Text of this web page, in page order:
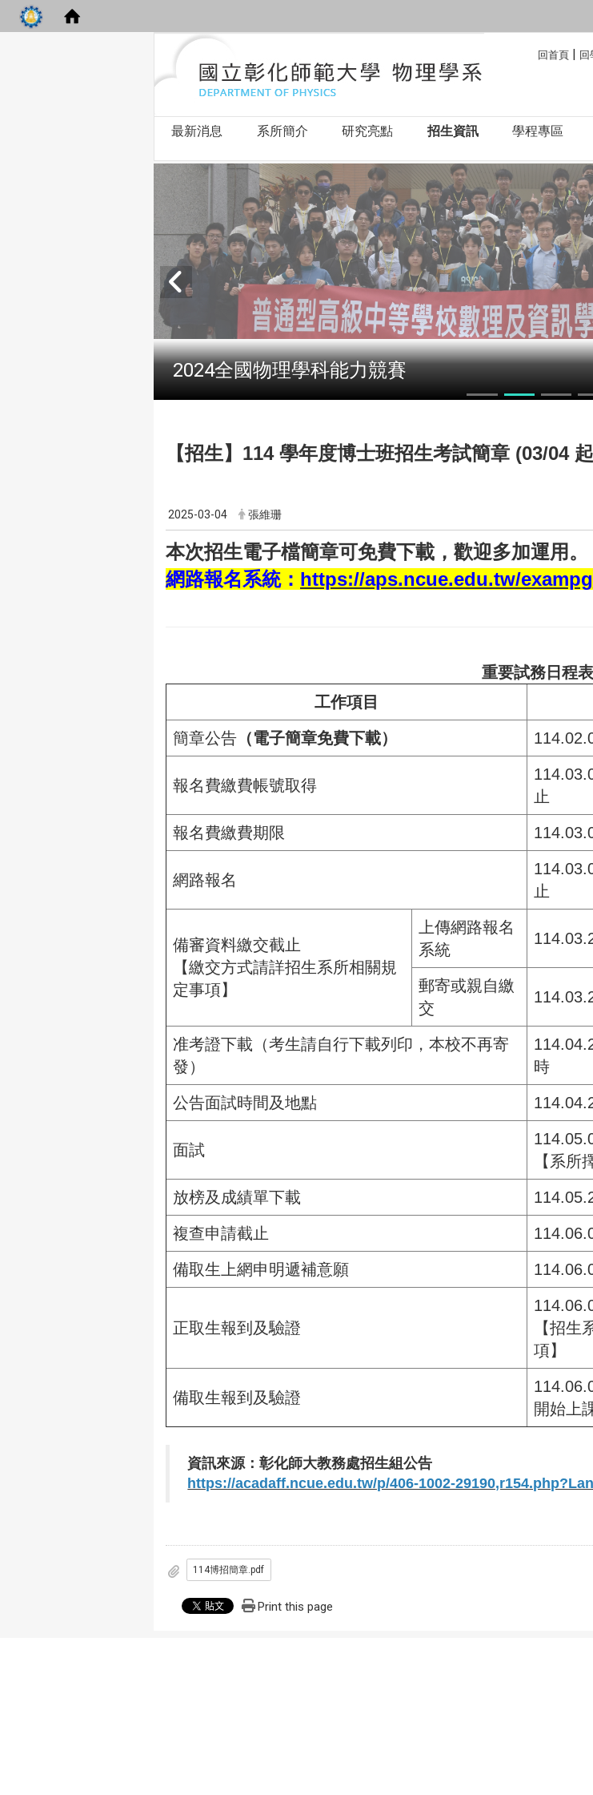
回首頁 | 回
最新消息 系所簡介 研究亮點 招生資訊 學程專區
2024全國物理學科能力競賽
【招生】114 學年度博士班招生考試簡章 (03/04
2025-03-04 張維珊
本次招生電子檔簡章可免費下載，歡迎多加運用。
網路報名系統： https://aps.ncue.edu.tw/
重要試務日程表
工作項目
簡章公告 （電子簡章免費下載）
報名費繳費帳號取得
止
報名費繳費期限
網路報名
止
備審資料繳交截止
【繳交方式請詳招生系所相關規
定事項】
上傳網路報名
系統
郵寄或親自繳
交
准考證下載（考生請自行下載列印，本校不再寄
發）
時
公告面試時間及地點
面試
【系所
放榜及成績單下載
複查申請截止
備取生上網申明遞補意願
正取生報到及驗證
【招
項】
備取生報到及驗證
開始上
資訊來源：彰化師大教務處招生組公告
https://acadaff.ncue.edu.tw/p/406-1002-
114博招簡章.pdf
Print this page